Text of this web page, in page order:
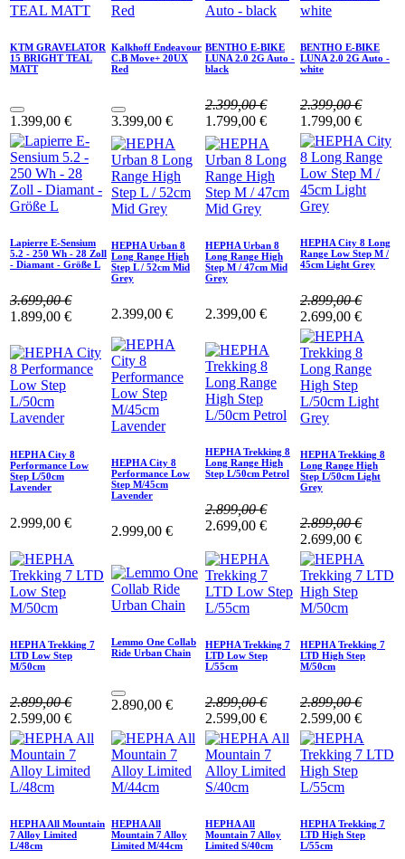
KTM GRAVELATOR
15 BRIGHT TEAL
MATT
1.399,00 €
Kalkhoff Endeavour
C.B Move+ 20UX
Red
3.399,00 €
BENTHO E-BIKE
LUNA 2.0 2G Auto -
black
2.399,00€
1.799,00 €
BENTHO E-BIKE
LUNA 2.0 2G Auto -
white
2.399,00€
1.799,00 €
Lapierre E-Sensium
5.2 - 250 Wh - 28 Zoll
- Diamant - Größe L
3.699,00€
1.899,00 €
HEPHA Urban 8
Long Range High
Step L / 52cm Mid
Grey
2.399,00 €
HEPHA Urban 8
Long Range High
Step M / 47cm Mid
Grey
2.399,00 €
HEPHA City 8 Long
Range Low Step M /
45cm Light Grey
2.899,00€
2.699,00 €
HEPHA City 8
Performance Low
Step L/50cm
Lavender
2.999,00 €
HEPHA City 8
Performance Low
Step M/45cm
Lavender
2.999,00 €
HEPHA Trekking 8
Long Range High
Step L/50cm Petrol
2.899,00€
2.699,00 €
HEPHA Trekking 8
Long Range High
Step L/50cm Light
Grey
2.899,00€
2.699,00 €
HEPHA Trekking 7
LTD Low Step
M/50cm
2.899,00€
2.599,00 €
Lemmo One Collab
Ride Urban Chain
2.890,00 €
HEPHA Trekking 7
LTD Low Step
L/55cm
2.899,00€
2.599,00 €
HEPHA Trekking 7
LTD High Step
M/50cm
2.899,00€
2.599,00 €
HEPHA All Mountain
7 Alloy Limited
L/48cm
HEPHA All
Mountain 7 Alloy
Limited M/44cm
HEPHA All
Mountain 7 Alloy
Limited S/40cm
HEPHA Trekking 7
LTD High Step
L/55cm